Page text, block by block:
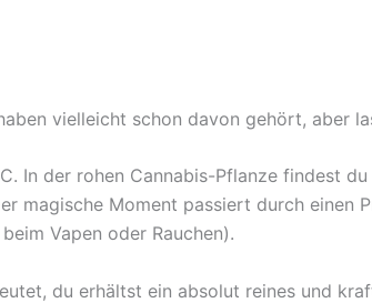
vielleicht schon davon gehört, aber
In der rohen Cannabis-Pflanze findest
magische Moment passiert durch einen
Vapen oder Rauchen).
du erhältst ein absolut reines und